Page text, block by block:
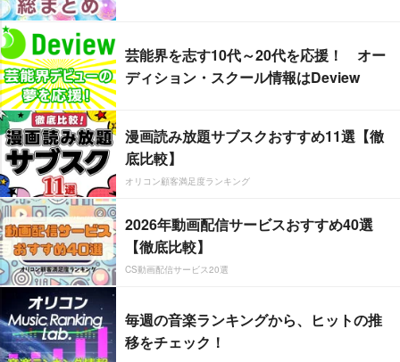
芸能界を志す10代～20代を応援！ オー
ディション・スクール情報はDeview
漫画読み放題サブスクおすすめ11選【徹
底比較】
オリコン顧客満足度ランキング
2026年動画配信サービスおすすめ40選
【徹底比較】
CS動画配信サービス20選
毎週の音楽ランキングから、ヒットの推
移をチェック！